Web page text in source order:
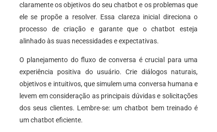
claramente os objetivos do seu chatbot e os problemas que
ele se propõe a resolver. Essa clareza inicial direciona o
processo de criação e garante que o chatbot esteja
alinhado às suas necessidades e expectativas.
O planejamento do fluxo de conversa é crucial para uma
experiência positiva do usuário. Crie diálogos naturais,
objetivos e intuitivos, que simulem uma conversa humana e
levem em consideração as principais dúvidas e solicitações
dos seus clientes. Lembre-se: um chatbot bem treinado é
um chatbot eficiente.